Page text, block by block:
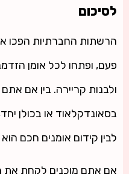
לסיכום
הרשתות החברתיות הפכו
פעם, ופתחו לכל אומן
ולבנות קריירה. בין אם אתם
בסאונדקלאוד או בכולן
לבין קידום אומנים חכם
אם אתם מוכנים לקחת את